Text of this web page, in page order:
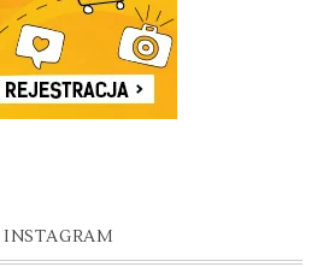
INSTAGRAM